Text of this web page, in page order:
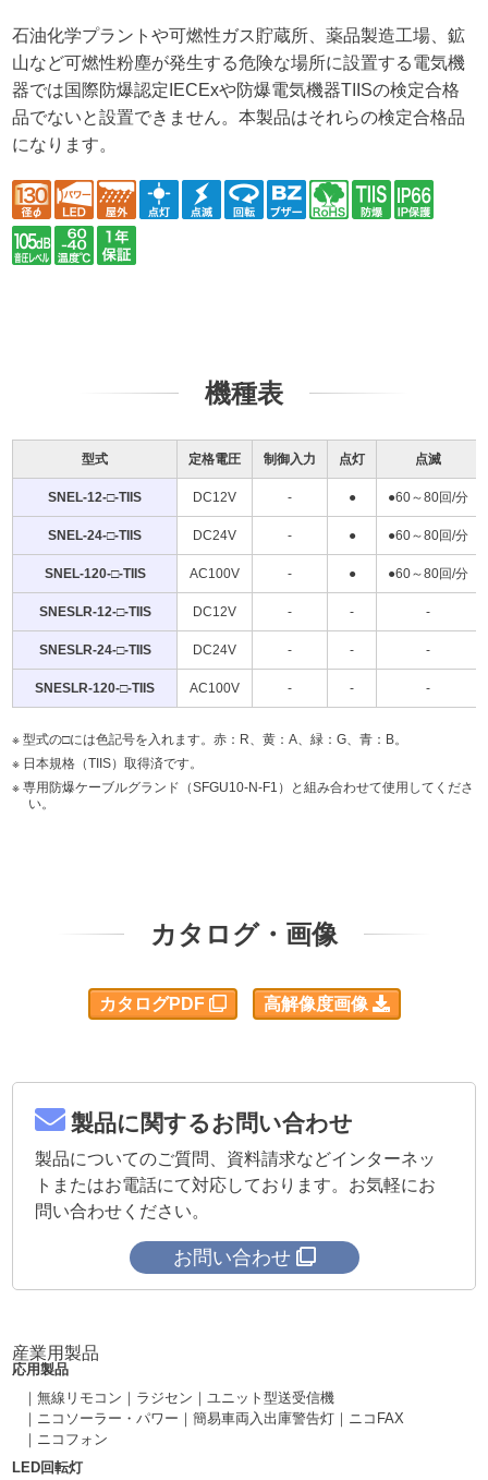
石油化学プラントや可燃性ガス貯蔵所、薬品製造工場、鉱
山など可燃性粉塵が発生する危険な場所に設置する電気機
器では国際防爆認定IECExや防爆電気機器TIISの検定合格
品でないと設置できません。本製品はそれらの検定合格品
になります。
機種表
型式 定格電圧 制御入力 点灯 点滅
SNEL-12-□-TIIS DC12V - ● ●60～80回/分
SNEL-24-□-TIIS DC24V - ● ●60～80回/分
SNEL-120-□-TIIS AC100V - ● ●60～80回/分
SNESLR-12-□-TIIS DC12V - - -
SNESLR-24-□-TIIS DC24V - - -
SNESLR-120-□-TIIS AC100V - - -
型式の□には色記号を入れます。赤：R、黄：A、緑：G、青：B。
日本規格（TIIS）取得済です。
専用防爆ケーブルグランド（SFGU10-N-F1）と組み合わせて使用してくださ
い。
カタログ・画像
カタログPDF 高解像度画像
製品に関するお問い合わせ
製品についてのご質問、資料請求などインターネッ
トまたはお電話にて対応しております。お気軽にお
問い合わせください。
お問い合わせ
産業用製品
応用製品
無線リモコン
ラジセン
ユニット型送受信機
ニコソーラー・パワー
簡易車両入出庫警告灯
ニコFAX
ニコフォン
LED回転灯